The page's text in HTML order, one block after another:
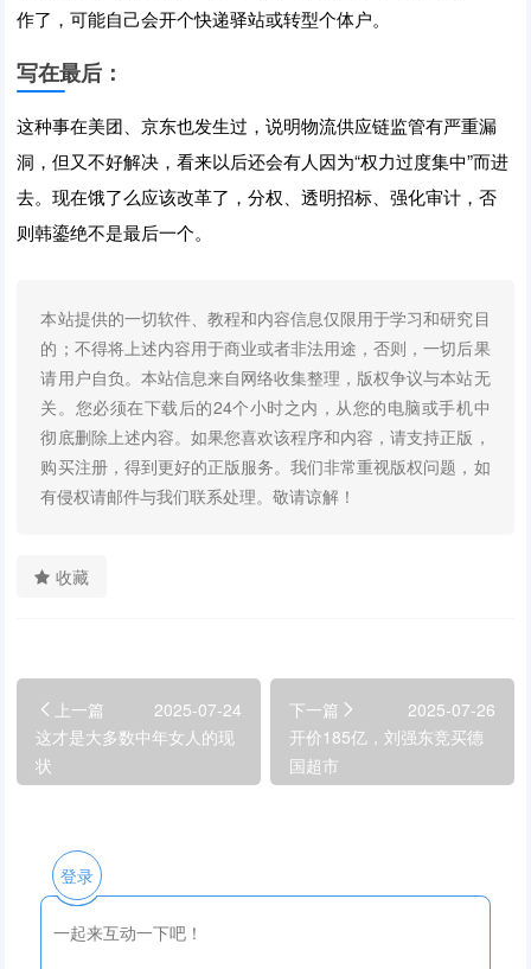
作了，可能自己会开个快递驿站或转型个体户。
写在最后：
这种事在美团、京东也发生过，说明物流供应链监管有严重漏
洞，但又不好解决，看来以后还会有人因为“权力过度集中”而进
去。现在饿了么应该改革了，分权、透明招标、强化审计，否
则韩鎏绝不是最后一个。
本站提供的一切软件、教程和内容信息仅限用于学习和研究目
的；不得将上述内容用于商业或者非法用途，否则，一切后果
请用户自负。本站信息来自网络收集整理，版权争议与本站无
关。您必须在下载后的24个小时之内，从您的电脑或手机中
彻底删除上述内容。如果您喜欢该程序和内容，请支持正版，
购买注册，得到更好的正版服务。我们非常重视版权问题，如
有侵权请邮件与我们联系处理。敬请谅解！
收藏
上一篇
2025-07-24
这才是大多数中年女人的现
状
下一篇
2025-07-26
开价185亿，刘强东竞买德
国超市
登录